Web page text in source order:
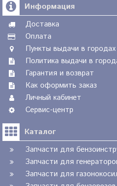
Информация
Доставка
Оплата
Пункты выдачи в городах
Политика выдачи в
Гарантия и возврат
Как оформить заказ
Личный кабинет
Сервис-центр
Каталог
Запчасти для
Запчасти для
Запчасти для